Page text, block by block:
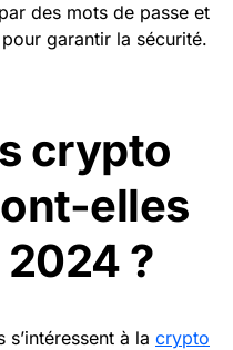
des mots de passe et
garantir la sécurité.
crypto
elles
?
à la crypto